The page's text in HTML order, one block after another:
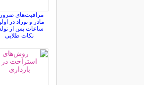
مراقبت‌های
مادر و نوزاد در
ساعات پس از تولد
نکات طلایی